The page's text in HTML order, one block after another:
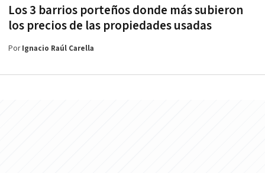
Los 3 barrios porteños donde más subieron
los precios de las propiedades usadas
PorIgnacio Raúl Carella